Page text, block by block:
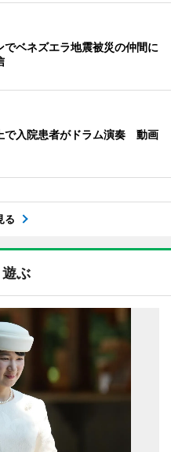
でベネズエラ地震被災の仲間に
で入院患者がドラム演奏 動画
る
遊ぶ